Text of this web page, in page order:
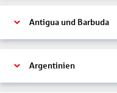
Antigua und Barbuda
Argentinien